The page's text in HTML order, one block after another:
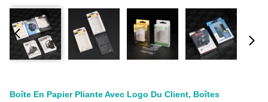
Boîte En Papier Pliante Avec Logo Du Client, Boîtes